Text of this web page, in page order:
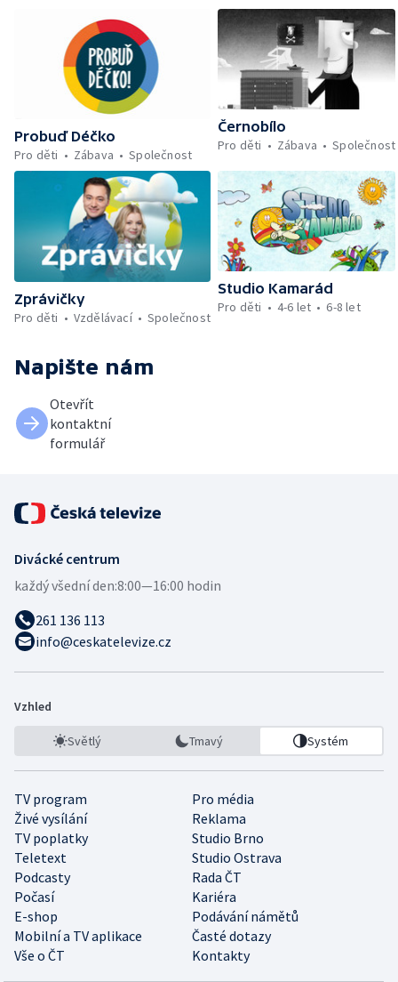
Probuď Déčko
Pro děti
Zábava Společnost
Černobílo
Pro děti
Zábava Společnost
Zprávičky
Pro děti
Vzdělávací Společnost
Studio Kamarád
Pro děti
4-6 let 6-8 let
Napište nám
Otevřít
kontaktní
formulář
Divácké centrum
každý všední den:8:00—16:00 hodin
261 136 113
info@ceskatelevize.cz
Vzhled
Světlý Tmavý Systém
TV program
Pro média
Živé vysílání
Reklama
TV poplatky
Studio Brno
Teletext
Studio Ostrava
Podcasty
Rada ČT
Počasí
Kariéra
E-shop
Podávání námětů
Mobilní a TV aplikace
Časté dotazy
Vše o ČT
Kontakty